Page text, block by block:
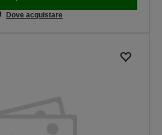
Dove acquistare